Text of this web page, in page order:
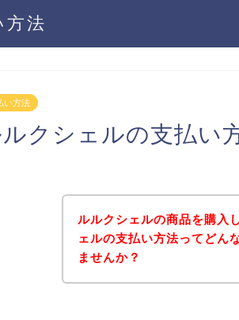
方法
い方法
ルクシェルの支払い
ルルクシェルの商品を購入
ェルの支払い方法ってどん
ませんか？